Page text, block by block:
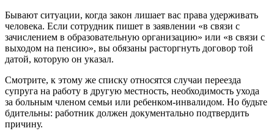
Бывают ситуации, когда закон лишает вас права удерживать
человека. Если сотрудник пишет в заявлении «в связи с
зачислением в образовательную организацию» или «в связи с
выходом на пенсию», вы обязаны расторгнуть договор той
датой, которую он указал.
Смотрите, к этому же списку относятся случаи переезда
супруга на работу в другую местность, необходимость ухода
за больным членом семьи или ребенком-инвалидом. Но будьте
бдительны: работник должен документально подтвердить
причину.